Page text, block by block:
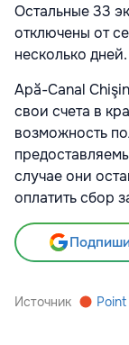
Остальные 33
отключены от
несколько дней.
Apă-Canal
свои счета в
возможность
случае они
оплатить сбор
Источник Point